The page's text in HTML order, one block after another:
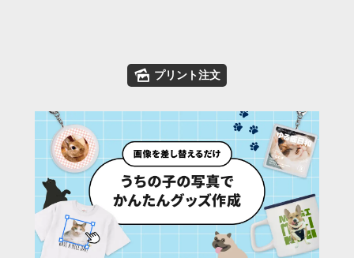
🌄 プリント注文